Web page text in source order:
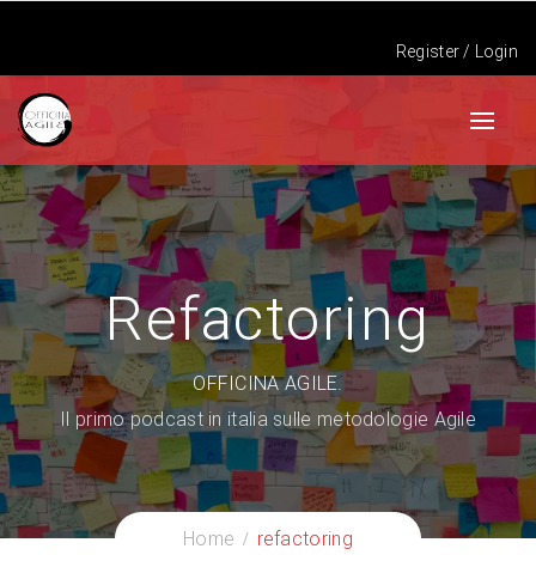
Register / Login
Refactoring
OFFICINA AGILE.
Il primo podcast in italia sulle metodologie Agile
Home refactoring